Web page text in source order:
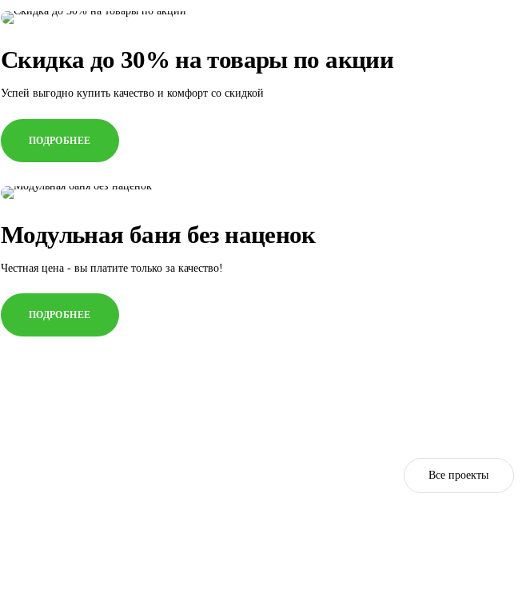
Скидка до 30% на товары по акции
Успей выгодно купить качество и комфорт со скидкой
ПОДРОБНЕЕ
Модульная баня без наценок
Честная цена - вы платите только за качество!
ПОДРОБНЕЕ
Все проекты